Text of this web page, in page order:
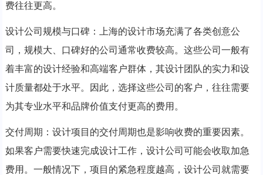
费往往更高。
设计公司规模与口碑：上海的设计市场充满了各类创意公
司，规模大、口碑好的公司通常收费较高。这些公司一般有
着丰富的设计经验和高端客户群体，其设计团队的实力和设
计质量都处于水平。因此，选择这些公司的客户，往往需要
为其专业水平和品牌价值支付更高的费用。
交付周期：设计项目的交付周期也是影响收费的重要因素。
如果客户需要快速完成设计工作，设计公司可能会收取加急
费用。一般情况下，项目的紧急程度越高，设计公司就需要